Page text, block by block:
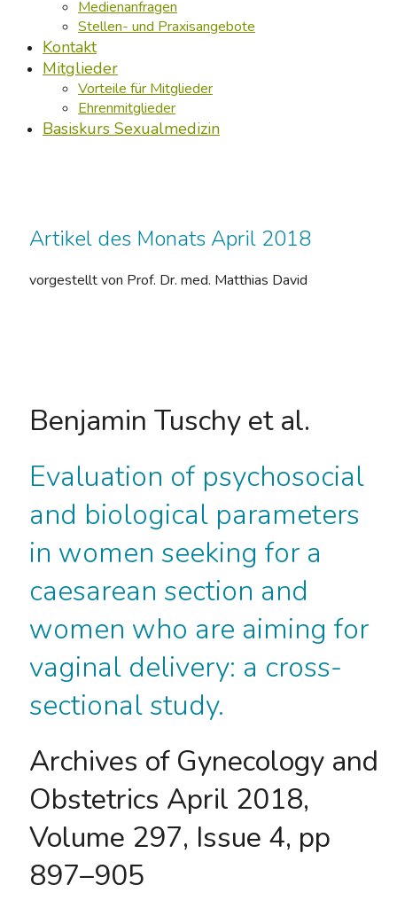
Medienanfragen
Stellen- und Praxisangebote
Kontakt
Mitglieder
Vorteile für Mitglieder
Ehrenmitglieder
Basiskurs Sexualmedizin
Artikel des Monats April 2018
vorgestellt von Prof. Dr. med. Matthias David
Benjamin Tuschy et al.
Evaluation of psychosocial
and biological parameters
in women seeking for a
caesarean section and
women who are aiming for
vaginal delivery: a cross-
sectional study.
Archives of Gynecology and
Obstetrics April 2018,
Volume 297, Issue 4, pp
897–905